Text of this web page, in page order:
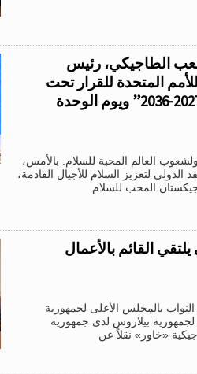
الطاجيكي، رئيس
المتحدة للقرار تحت
عنوان: “العقد الدولي لتعزيز السلام للأجيال القادمة، 2027-2036” ويوم الوحدة
العالم المحبة للسلام. بالأمس،
الدولي لتعزيز السلام للأجيال القادمة،
القائم بالأعمال
بالمجلس الأعلى لجمهورية
لجمهورية بيلاروس لدى جمهورية
«خاور» نقلاً عن